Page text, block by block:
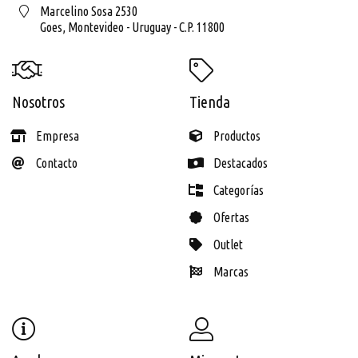
Marcelino Sosa 2530
Goes, Montevideo - Uruguay - C.P. 11800
Nosotros
Empresa
Contacto
Tienda
Productos
Destacados
Categorías
Ofertas
Outlet
Marcas